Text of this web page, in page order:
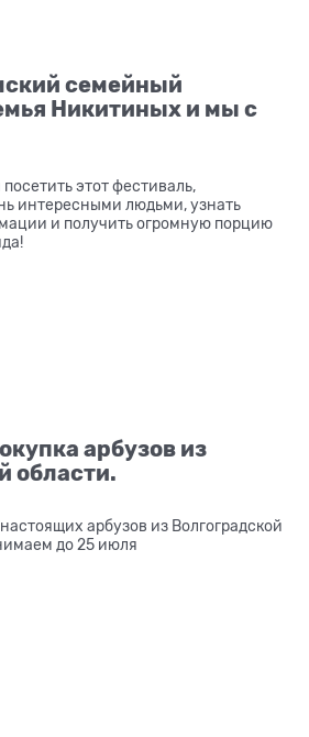
семейный
Никитиных и мы с
этот фестиваль,
интересными людьми, узнать
и получить огромную порцию
арбузов из
области.
арбузов из Волгоградской
до 25 июля